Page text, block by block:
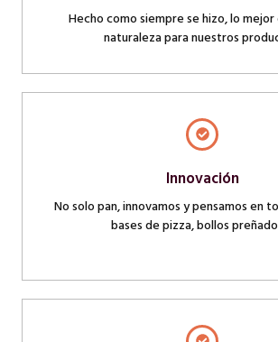
Hecho como siempre se hizo, lo
naturaleza para nuestros
Innovación
No solo pan, innovamos y pensamos en
bases de pizza, bollos